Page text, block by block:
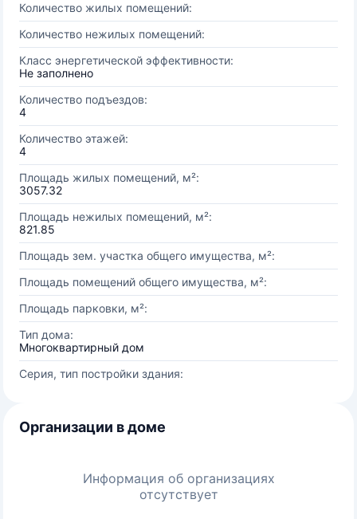
Количество жилых помещений:
Количество нежилых помещений:
Класс энергетической эффективности:
Не заполнено
Количество подъездов:
4
Количество этажей:
4
Площадь жилых помещений, м²:
3057.32
Площадь нежилых помещений, м²:
821.85
Площадь зем. участка общего имущества, м²:
Площадь помещений общего имущества, м²:
Площадь парковки, м²:
Тип дома:
Многоквартирный дом
Серия, тип постройки здания:
Организации в доме
Информация об организациях
отсутствует